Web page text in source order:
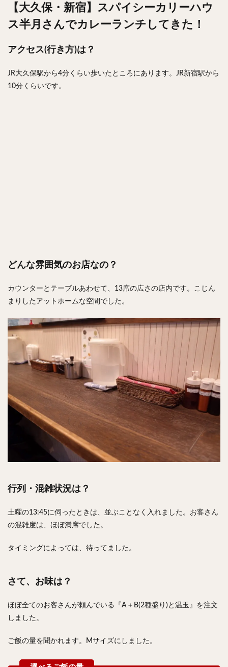
【大久保・新宿】スパイシーカリーハウ
ス半月さんでカレーランチしてきた！
アクセス(行き方)は？
JR大久保駅から4分くらい歩いたところにあります。JR新宿駅から
10分くらいです。
どんな雰囲気のお店なの？
カウンターとテーブルあわせて、13席の広さの店内です。こじん
まりしたアットホームな空間でした。
行列・混雑状況は？
土曜の13:45に伺ったときは、並ぶことなく入れました。お客さん
の混雑度は、ほぼ満席でした。
タイミングによっては、待ってました。
さて、お味は？
ほぼ全てのお客さんが頼んでいる『A＋B(2種盛り)と温玉』を注文
しました。
ご飯の量を聞かれます。Mサイズにしました。